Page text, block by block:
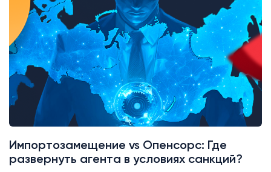
Импортозамещение vs Опенсорс: Где
развернуть агента в условиях санкций?